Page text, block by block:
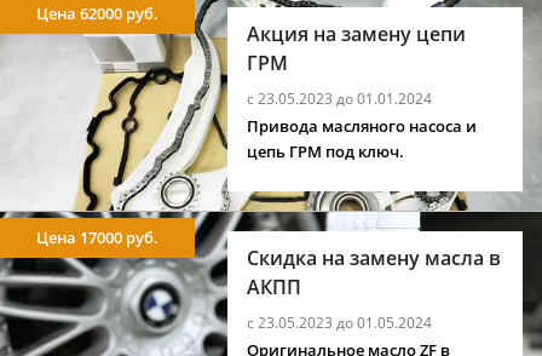
Акция на замену цепи
ГРМ
с 23.05.2023 до 01.01.2024
Цена 62000 руб.
Привода масляного насоса и
цепь ГРМ под ключ.
Скидка на замену масла в
АКПП
с 23.05.2023 до 01.05.2024
Цена 17000 руб.
Оригинальное масло ZF в